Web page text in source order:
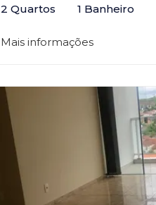
2 Quartos 1 Banheiro
Mais informações